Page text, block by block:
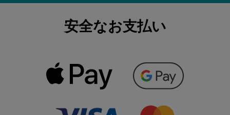
安全なお支払い